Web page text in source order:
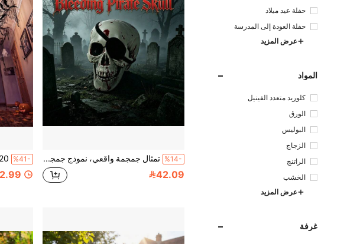
حفلة عيد ميلاد
حفلة العودة إلى المدرسة
عرض المزيد
المواد
كلوريد متعدد الفينيل
الورق
البوليس
تر
الزجاج
الراتنج
الخشب
عرض المزيد
غرفة
%14- تمثال جمجمة واقعي، نموذج جمجمة مزيف جديد بحجم 8 بوصات، ديكور مكتبي لعيد الهالوين، دعامة عرض تعليمية، ديكور مشهد شبحي للعطلات لغرفة الهروب والبيت المسكون والتصوير الفوتوغرافي
42.09
%41-